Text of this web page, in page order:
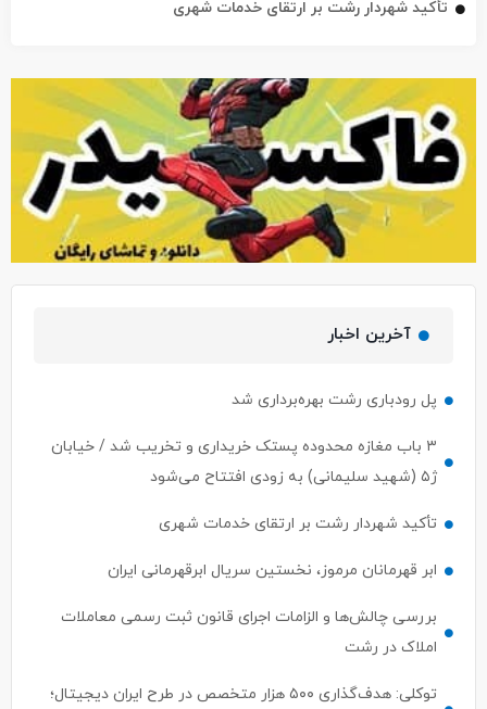
آخرین اخبار
۳ باب مغازه محدوده پستک خریداری و تخریب شد / خیابان
تأکید شهردار رشت بر ارتقای خدمات شهری
ابر قهرمانان مرموز، نخستین سریال ابرقهرمانی ایران
بررسی چالش‌ها و الزامات اجرای قانون ثبت رسمی معاملات
معرفی مستقیم ۵۰ نفر برتر به بازار کار